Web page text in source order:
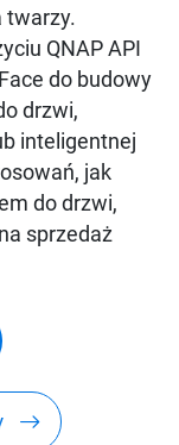
twarzy.
QNAP API
do budowy
drzwi,
inteligentnej
jak
do drzwi,
sprzedaż